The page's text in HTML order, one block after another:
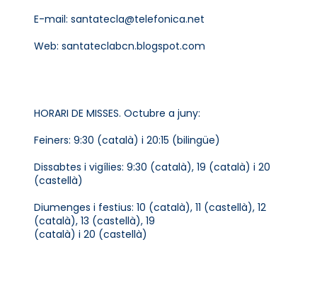
E-mail: santatecla@telefonica.net
Web: santateclabcn.blogspot.com
HORARI DE MISSES. Octubre a juny:
Feiners: 9:30 (català) i 20:15 (bilingüe)
Dissabtes i vigílies: 9:30 (català), 19 (català) i 20
(castellà)
Diumenges i festius: 10 (català), 11 (castellà), 12
(català), 13 (castellà), 19
(català) i 20 (castellà)